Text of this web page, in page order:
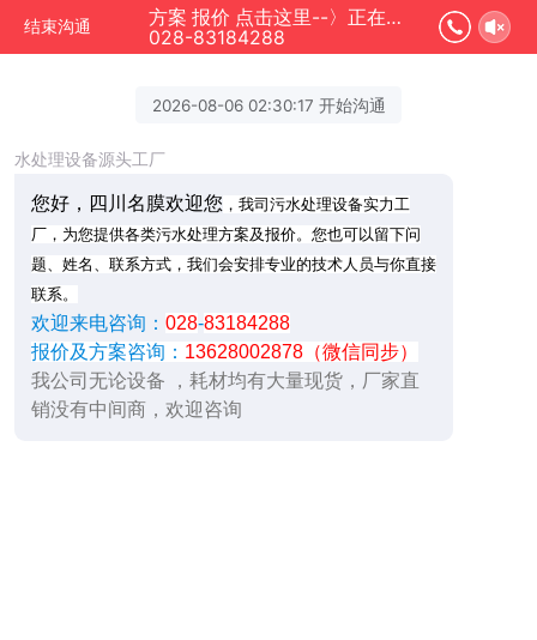
结束沟通
方案 报价 点击这里--〉正在为您服务
028-83184288
2026-08-06 02:30:17 开始沟通
水处理设备源头工厂
您好，四川名膜欢迎您 ，我司污水处理设备实力工
厂，为您提供各类污水处理方案及报价。您也可以留下问
题、姓名、联系方式，我们会安排专业的技术人员与你直接
联系。
欢迎来电咨询： 028-83184288
报价及方案咨询： 13628002878（微信同步）
我公司无论设备 ，耗材均有大量现货，厂家直
销没有中间商，欢迎咨询